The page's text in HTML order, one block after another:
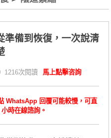
準備到恢復，一次說清
1216次閱讀 馬上點擊咨詢
WhatsApp 回覆可能較慢，可直
時在線諮詢。